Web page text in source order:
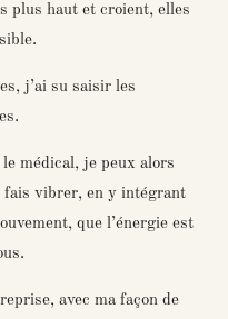
plus haut et croient, elles
j’ai su saisir les
médical, je peux alors
fais vibrer, en y intégrant
que l’énergie est
avec ma façon de